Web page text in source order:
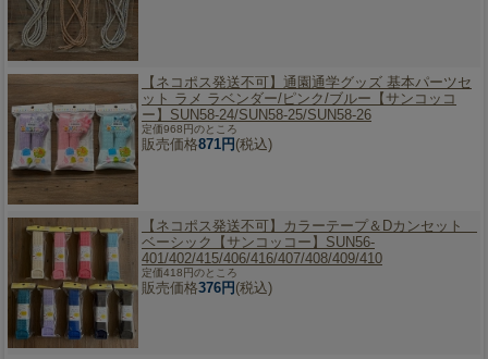
【ネコポス発送不可】 通園通学グッズ 基本パーツセ
ット ラメ ラベンダー/ピンク/ブルー【サンコッコ
ー】SUN58-24/SUN58-25/SUN58-26
定価968円のところ
販売価格871円 (税込)
【ネコポス発送不可】
カラーテープ＆Dカンセット
ベーシック【サンコッコー】SUN56-
401/402/415/406/416/407/408/409/410
定価418円のところ
販売価格376円 (税込)